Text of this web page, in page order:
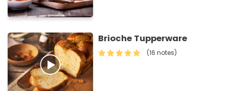
Brioche Tupperware
(16 notes)